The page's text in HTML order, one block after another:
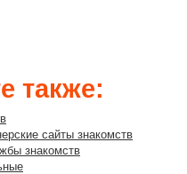
также:
сайты знакомств
знакомств